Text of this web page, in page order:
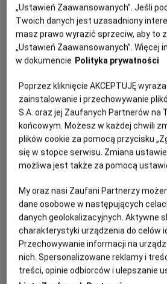
PREMIERA
26 listopada 2021
Байрон Говард, Чаріс
Кастро Сміт, Джаред Буш
Чаріс
Буш
WIĘCEJ
Нова анімація «Енканто: Світ магії»
Animation Studios розповідає
родину Мадриґаль. Вони живуть у
захованому в горах Колумбії, у
назвою Енканто. Магія Енканто
дитину в родині унікальним
дару зцілення. Кожну дитину…окрім
дівчина з’ясовує, що магії Енканто
Мірабель вирішує, що саме вона,
родини Мадриґаль, має стати
порятунок містечка.
„Ustawień Zaawansowanych”. Jeśli
Twoich danych jest uzasadniony
masz prawo wyrazić sprzeciw, aby to
„Ustawień Zaawansowanych”. Więcej
w dokumencie Polityka prywatności
Poprzez kliknięcie AKCEPTUJĘ
zainstalowanie i przechowywanie
S.A. oraz jej Zaufanych Partnerów na
końcowym. Możesz w każdej chwili
plików cookie za pomocą przycisku
się w stopce serwisu. Zmiana
możliwa jest także za pomocą
My oraz nasi Zaufani Partnerzy
dane osobowe w następujących
danych geolokalizacyjnych. Aktywne
charakterystyki urządzenia do celów
Przechowywanie informacji na
nich. Spersonalizowane reklamy i
treści, opinie odbiorców i ulepszanie